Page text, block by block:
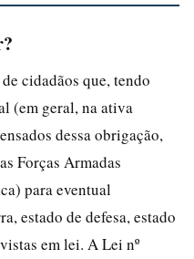
cidadãos que, tendo
(em geral, na ativa
dessa obrigação,
Forças Armadas
para eventual
estado de defesa, estado
em lei. A Lei nº